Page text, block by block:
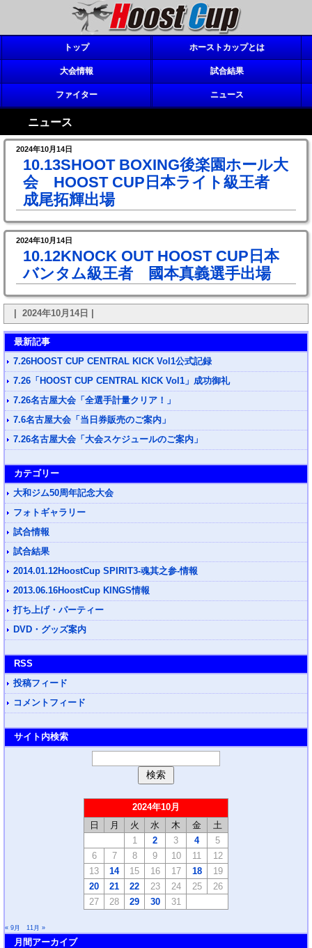
トップ ホーストカップとは
大会情報 試合結果
ファイター ニュース
ニュース
2024年10月14日
10.13SHOOT BOXING後楽園ホール大
会 HOOST CUP日本ライト級王者
成尾拓輝出場
2024年10月14日
10.12KNOCK OUT HOOST CUP日本
バンタム級王者 國本真義選手出場
| 2024年10月14日 |
最新記事
7.26HOOST CUP CENTRAL KICK Vol1公式記録
7.26「HOOST CUP CENTRAL KICK Vol1」成功御礼
7.26名古屋大会「全選手計量クリア！」
7.6名古屋大会「当日券販売のご案内」
7.26名古屋大会「大会スケジュールのご案内」
カテゴリー
大和ジム50周年記念大会
フォトギャラリー
試合情報
試合結果
2014.01.12HoostCup SPIRIT3-魂其之参-情報
2013.06.16HoostCup KINGS情報
打ち上げ・パーティー
DVD・グッズ案内
RSS
投稿フィード
コメントフィード
サイト内検索
2024年10月
日 月 火 水 木 金
土
1
2 3 4
5
6
7 8 9 10 11
12
13
14 15 16 17 18
19
20
21 22 23 24 25
26
27
28 29 30 31
« 9月 11月 »
月間アーカイブ